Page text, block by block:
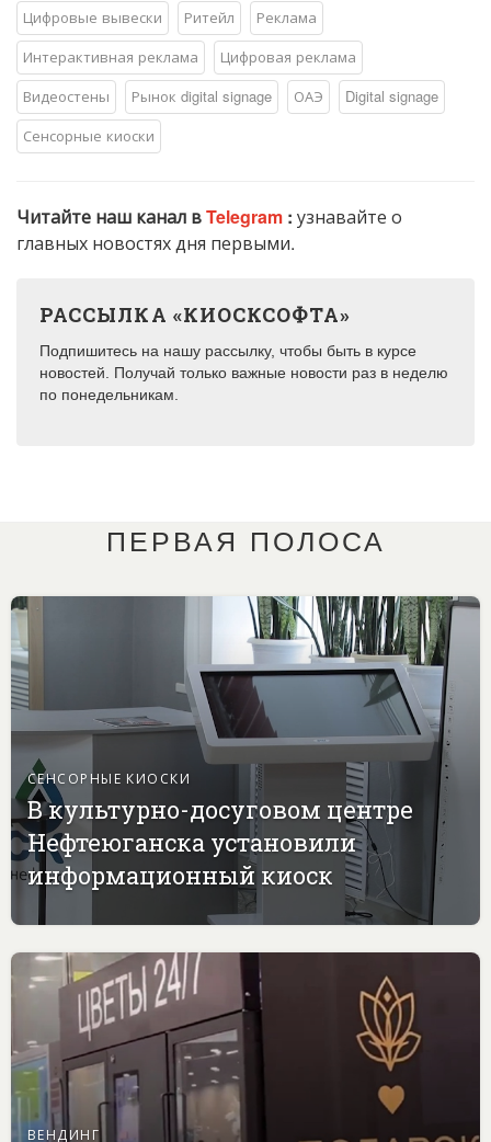
Цифровые вывески Ритейл
Реклама
Интерактивная реклама
Цифровая реклама
Видеостены
Рынок digital signage ОАЭ
Digital signage
Сенсорные киоски
Читайте наш канал вTelegram : узнавайте о
главных новостях дня первыми.
РАССЫЛКА «КИОСКСОФТА»
Подпишитесь на нашу рассылку, чтобы быть в курсе
новостей. Получай только важные новости раз в неделю
по понедельникам.
ПЕРВАЯ ПОЛОСА
СЕНСОРНЫЕ КИОСКИ
В культурно-досуговом центре
Нефтеюганска установили
информационный киоск
ВЕНДИНГ